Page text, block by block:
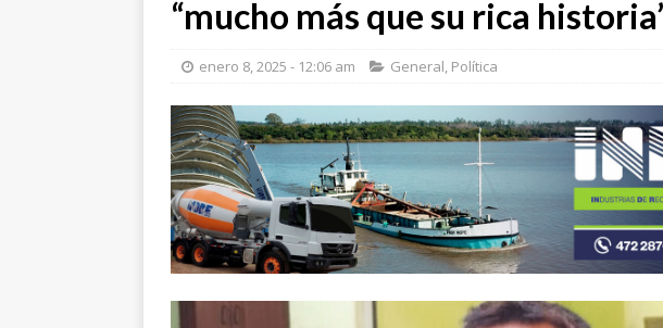
“mucho más que su rica
enero 8, 2025 - 12:06 am General, Política